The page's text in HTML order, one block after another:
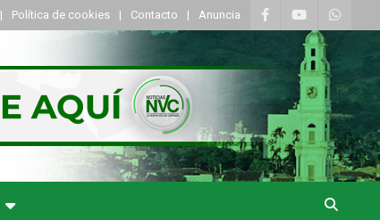
Política de cookies Contacto Anuncia